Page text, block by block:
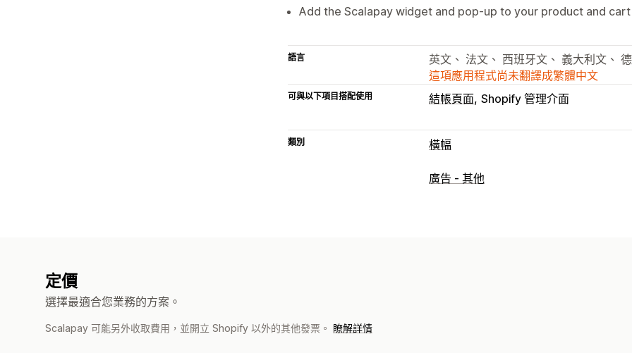
Add the Scalapay widget and pop-up to your product and
語言
英文、 法文、 西班牙文、 義大利文、
這項應用程式尚未翻譯成繁體中文
可與以下項目搭配使用 結帳頁面 Shopify 管理介面
類別 橫幅
橫幅類型
廣告 - 其他
定價
選擇最適合您業務的方案。
Scalapay 可能另外收取費用，並開立 Shopify 以外的其他發票。 瞭解詳情